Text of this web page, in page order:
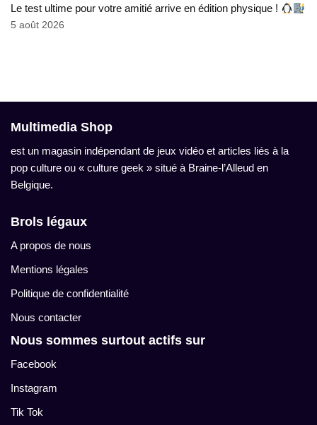
Le test ultime pour votre amitié arrive en édition physique !
5 août 2026
Multimedia Shop
est un magasin indépendant de jeux vidéo et articles liés à la
pop culture ou « culture geek » situé à Braine-l’Alleud en
Belgique.
Brols légaux
A propos de nous
Mentions légales
Politique de confidentialité
Nous contacter
Nous sommes surtout actifs sur
Facebook
Instagram
Tik Tok